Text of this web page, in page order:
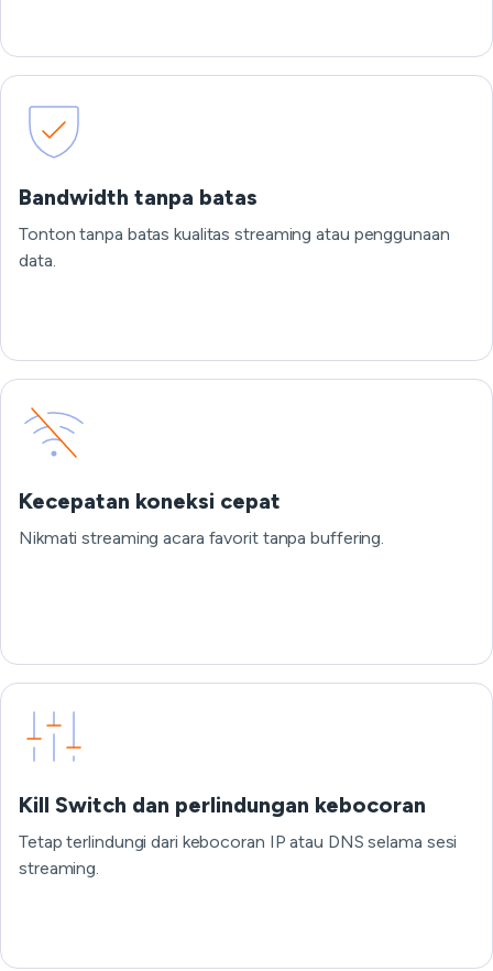
Bandwidth tanpa batas
Tonton tanpa batas kualitas streaming atau penggunaan
data.
Kecepatan koneksi cepat
Nikmati streaming acara favorit tanpa buffering.
Kill Switch dan perlindungan kebocoran
Tetap terlindungi dari kebocoran IP atau DNS selama sesi
streaming.